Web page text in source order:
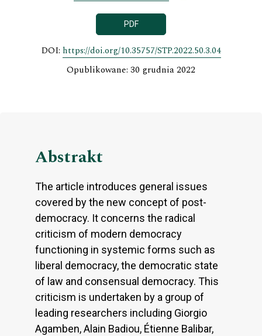
PDF
DOI: https://doi.org/10.35757/STP.2022.50.3.04
Opublikowane: 30 grudnia 2022
Abstrakt
The article introduces general issues
covered by the new concept of post-
democracy. It concerns the radical
criticism of modern democracy
functioning in systemic forms such as
liberal democracy, the democratic state
of law and consensual democracy. This
criticism is undertaken by a group of
leading researchers including Giorgio
Agamben, Alain Badiou, Étienne Balibar,